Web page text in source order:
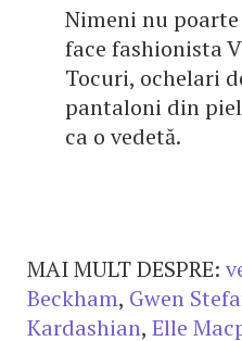
Nimeni nu
face fashionista
Tocuri, ochelari
pantaloni din
ca o vedetă.
MAI MULT DESPRE:
Beckham, Gwen
Kardashian, Elle